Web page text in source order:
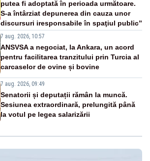
putea fi adoptată în perioada următoare.
S-a întârziat depunerea din cauza unor
discursuri iresponsabile în spaţiul public”
7 aug. 2026, 10:57
ANSVSA a negociat, la Ankara, un acord
pentru facilitarea tranzitului prin Turcia al
carcaselor de ovine și bovine
7 aug. 2026, 09:49
Senatorii și deputații rămân la muncă.
Sesiunea extraordinară, prelungită până
la votul pe legea salarizării